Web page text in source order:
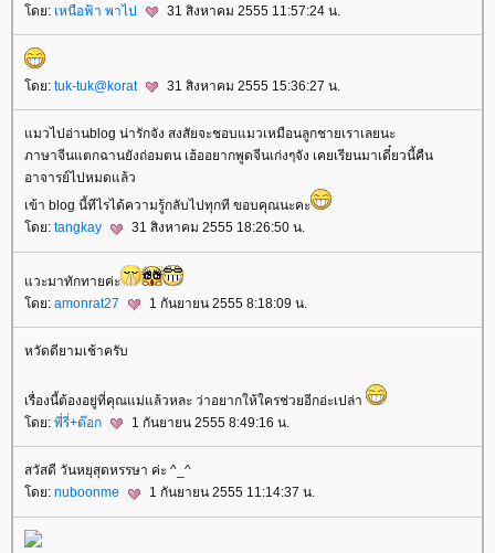
ดย: เหนือฟ้า พาไป 31 สิงหาคม 2555 11:57:24 น.
ดย: tuk-tuk@korat 31 สิงหาคม 2555 15:36:27 น.
มวไปอ่านblog น่ารักจัง สงสัยจะชอบแมวเหมือนลูกชายเราเลยนะ
ภาษาจีนแตกฉานยังถ่อมตน เฮ้ออยากพูดจีนเก่งๆจัง เคยเรียนมาเดี๋ยวนี้คืน
อาจารย์ไปหมดแล้ว
เข้า blog นี้ทีไรได้ความรู้กลับไปทุกที ขอบคุณนะคะ
ดย: tangkay 31 สิงหาคม 2555 18:26:50 น.
วะมาทักทายค่ะ
ดย: amonrat27 1 กันยายน 2555 8:18:09 น.
หวัดดียามเช้าครับ
เรื่องนี้ต้องอยู่ที่คุณแม่แล้วหละ ว่าอยากให้ใครช่วยอีกอ่ะเปล่า
ดย: พี่รี่+ต๊อก 1 กันยายน 2555 8:49:16 น.
สวัสดี วันหยุสุดหรรษา ค่ะ ^_^
ดย: nuboonme 1 กันยายน 2555 11:14:37 น.